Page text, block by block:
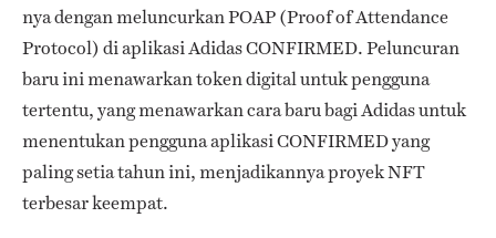
nya dengan meluncurkan POAP (Proof of Attendance
Protocol) di aplikasi Adidas CONFIRMED. Peluncuran
baru ini menawarkan token digital untuk pengguna
tertentu, yang menawarkan cara baru bagi Adidas untuk
menentukan pengguna aplikasi CONFIRMED yang
paling setia tahun ini, menjadikannya proyek NFT
terbesar keempat.